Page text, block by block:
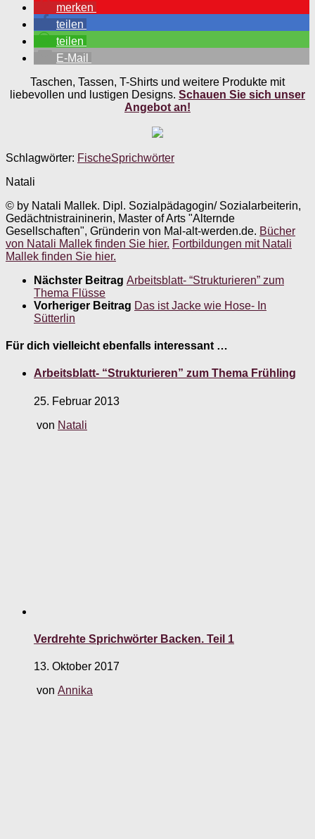
merken
teilen
teilen
E-Mail
Taschen, Tassen, T-Shirts und weitere Produkte mit
liebevollen und lustigen Designs. Schauen Sie sich unser
Angebot an!
Schlagwörter: FischeSprichwörter
Natali
© by Natali Mallek. Dipl. Sozialpädagogin/ Sozialarbeiterin,
Gedächtnistraininerin, Master of Arts "Alternde
Gesellschaften", Gründerin von Mal-alt-werden.de. Bücher
von Natali Mallek finden Sie hier. Fortbildungen mit Natali
Mallek finden Sie hier.
Nächster Beitrag Arbeitsblatt- “Strukturieren” zum
Thema Flüsse
Vorheriger Beitrag Das ist Jacke wie Hose- In
Sütterlin
Für dich vielleicht ebenfalls interessant …
Arbeitsblatt- “Strukturieren” zum Thema Frühling
25. Februar 2013
von Natali
Verdrehte Sprichwörter Backen. Teil 1
13. Oktober 2017
von Annika